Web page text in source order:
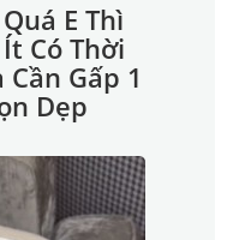
E Thì
Có Thời
Gấp 1
Dẹp